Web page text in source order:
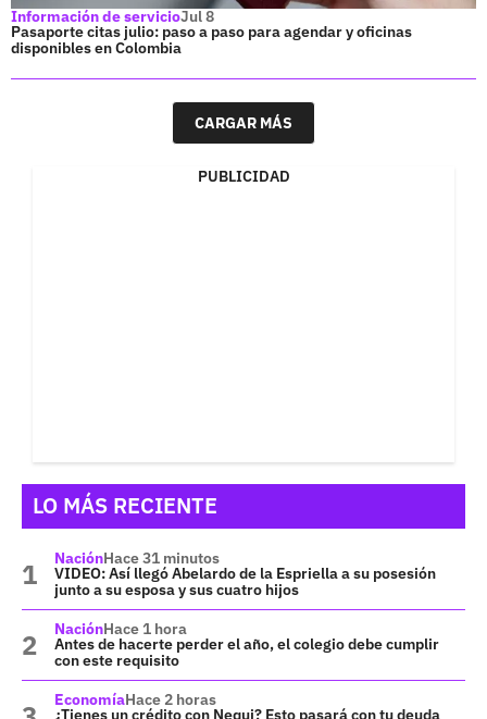
Información de servicioJul 8
Pasaporte citas julio: paso a paso para agendar y oficinas
disponibles en Colombia
CARGAR MÁS
PUBLICIDAD
LO MÁS RECIENTE
NaciónHace 31 minutos
VIDEO: Así llegó Abelardo de la Espriella a su posesión
junto a su esposa y sus cuatro hijos
NaciónHace 1 hora
Antes de hacerte perder el año, el colegio debe cumplir
con este requisito
EconomíaHace 2 horas
¿Tienes un crédito con Nequi? Esto pasará con tu deuda